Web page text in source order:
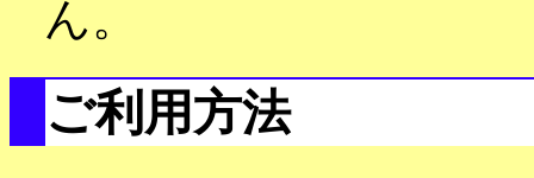
ん。
ご利用方法